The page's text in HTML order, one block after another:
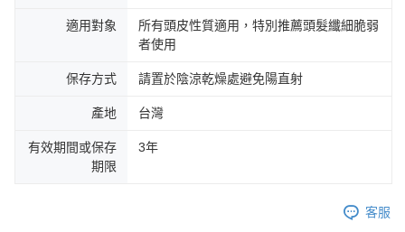
適用對象
所有頭皮性質適用，特別推薦頭髮纖細脆弱
者使用
保存方式 請置於陰涼乾燥處避免陽直射
產地 台灣
有效期間或保存
期限
3年
客服